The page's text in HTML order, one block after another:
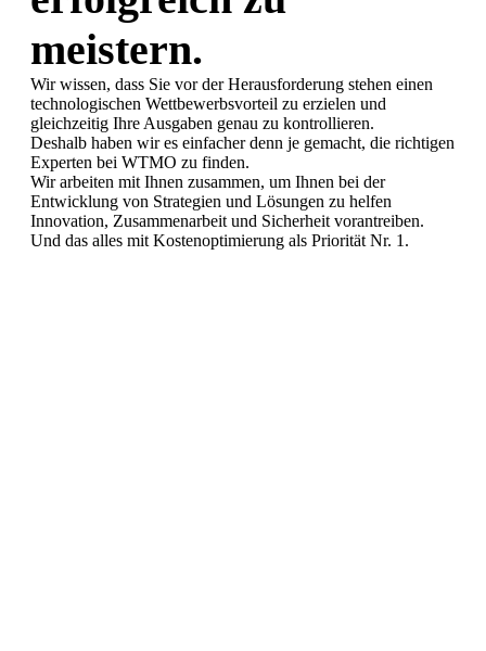
Mit einem leistungsstarken Dashboard können Sie alle Ihre
öffentlichen Clouds verfolgen und verwalten. Verbringen Sie
weniger Zeit damit sich mit Berichten herumzuschlagen und mehr
Zeit damit, Geschäftsinitiativen voranzutreiben.
mehr dazu
meistern.
Wir wissen, dass Sie vor der Herausforderung stehen einen
technologischen Wettbewerbsvorteil zu erzielen und
gleichzeitig Ihre Ausgaben genau zu kontrollieren.
Deshalb haben wir es einfacher denn je gemacht, die richtigen
Experten bei WTMO zu finden.
Wir arbeiten mit Ihnen zusammen, um Ihnen bei der
Entwicklung von Strategien und Lösungen zu helfen
Innovation, Zusammenarbeit und Sicherheit vorantreiben.
Und das alles mit Kostenoptimierung als Priorität Nr. 1.